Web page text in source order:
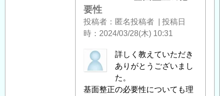
要性
投稿者 匿名投稿者
投稿日
時
2024/03/28(木) 10:31
匿
名
稿
詳しく教えていただき
ありがとうございまし
た。
基面整正の必要性についても理